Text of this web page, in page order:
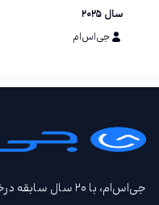
سال ۲۰۲۵
جی‌اس‌ام
جی‌اس‌ام، با ۲۰